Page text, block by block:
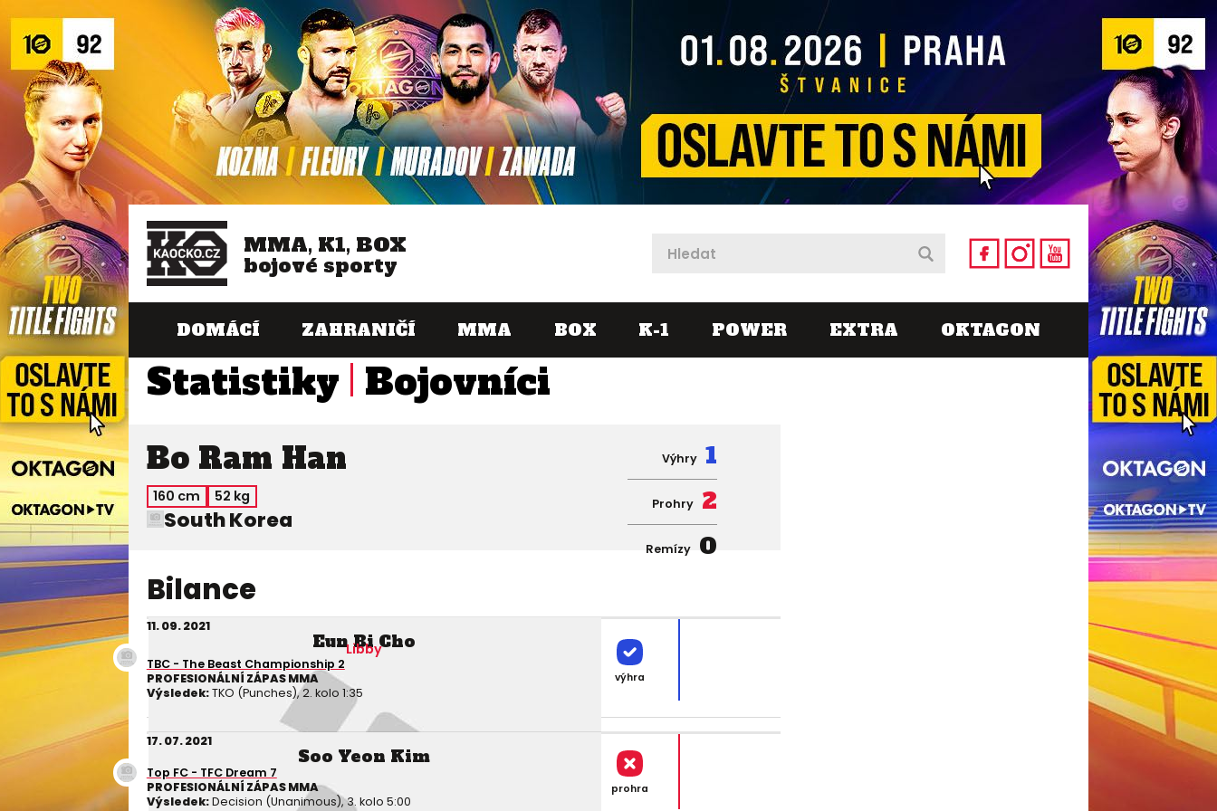
MMA, K1, BOX
bojové sporty
DOMÁCÍ ZAHRANIČÍ MMA BOX K-1 POWER EXTRA OKTAGON
Statistiky Bojovníci
Bo Ram Han
160 cm 52 kg
South Korea
Výhry 1
Prohry 2
Remízy 0
Bilance
11. 09. 2021
Eun Bi Cho
Libby
TBC - The Beast Championship 2
PROFESIONÁLNÍ ZÁPAS MMA
Výsledek:TKO (Punches), 2. kolo 1:35
výhra
17. 07. 2021
Soo Yeon Kim
Top FC - TFC Dream 7
PROFESIONÁLNÍ ZÁPAS MMA
Výsledek:Decision (Unanimous), 3. kolo 5:00
prohra